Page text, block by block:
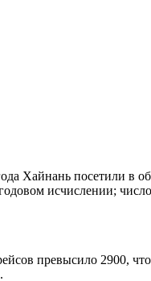
Хайнань посетили в
исчислении;
превысило 2900,